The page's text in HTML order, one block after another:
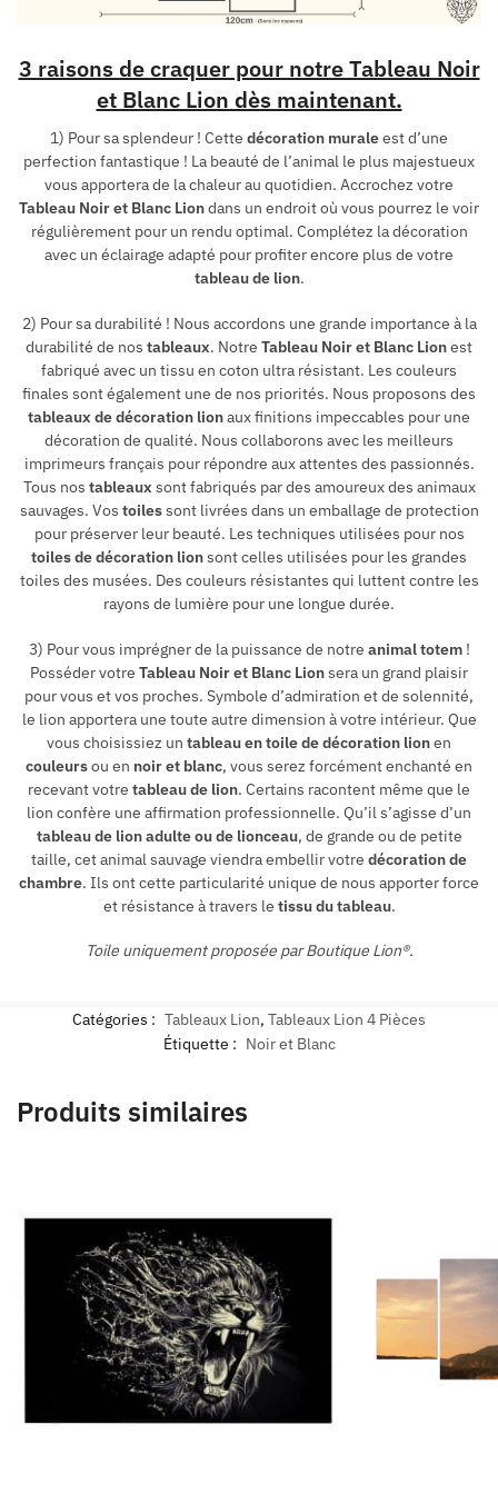
3 raisons de craquer pour notre Tableau Noir
et Blanc Lion dès maintenant.
1) Pour sa splendeur ! Cette décoration muraleest d’une
perfection fantastique ! La beauté de l’animal le plus majestueux
vous apportera de la chaleur au quotidien. Accrochez votre
Tableau Noir et Blanc Liondans un endroit où vous pourrez le voir
régulièrement pour un rendu optimal. Complétez la décoration
avec un éclairage adapté pour profiter encore plus de votre
tableau de lion.
2) Pour sa durabilité ! Nous accordons une grande importance à la
durabilité de nos tableaux. Notre Tableau Noir et Blanc Lionest
fabriqué avec un tissu en coton ultra résistant. Les couleurs
finales sont également une de nos priorités. Nous proposons des
tableaux de décoration lionaux finitions impeccables pour une
décoration de qualité. Nous collaborons avec les meilleurs
imprimeurs français pour répondre aux attentes des passionnés.
Tous nos tableaux sont fabriqués par des amoureux des animaux
sauvages. Vos toilessont livrées dans un emballage de protection
pour préserver leur beauté. Les techniques utilisées pour nos
toiles de décoration lionsont celles utilisées pour les grandes
toiles des musées. Des couleurs résistantes qui luttent contre les
rayons de lumière pour une longue durée.
3) Pour vous imprégner de la puissance de notre animal totem!
Posséder votre Tableau Noir et Blanc Lionsera un grand plaisir
pour vous et vos proches. Symbole d’admiration et de solennité,
le lion apportera une toute autre dimension à votre intérieur. Que
vous choisissiez un tableau en toile de décoration lionen
couleursou en noir et blanc, vous serez forcément enchanté en
recevant votre tableau de lion. Certains racontent même que le
lion confère une affirmation professionnelle. Qu’il s’agisse d’un
tableau de lion adulte ou de lionceau, de grande ou de petite
taille, cet animal sauvage viendra embellir votre décoration de
chambre. Ils ont cette particularité unique de nous apporter force
et résistance à travers le tissu du tableau.
Toile uniquement proposée par Boutique Lion®.
Catégories : Tableaux Lion, Tableaux Lion 4 Pièces
Étiquette : Noir et Blanc
Produits similaires